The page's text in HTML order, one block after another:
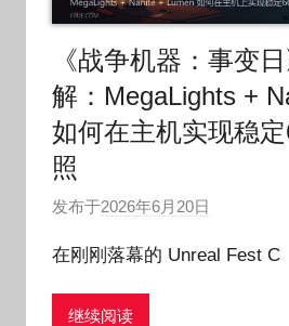
《战争机器：事变
解：MegaLights +
如何在主机实现稳
照
发布于2026年6月20日
:
在刚刚落幕的 Unreal Fest C
继续阅读